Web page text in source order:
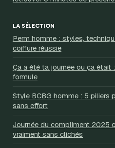
LA SÉLECTION
Perm homme : styles,
coiffure réussie
Ça a été ta journée ou ça était
formule
Style BCBG homme : 5 piliers
sans effort
Journée du compliment 2025
vraiment sans clichés